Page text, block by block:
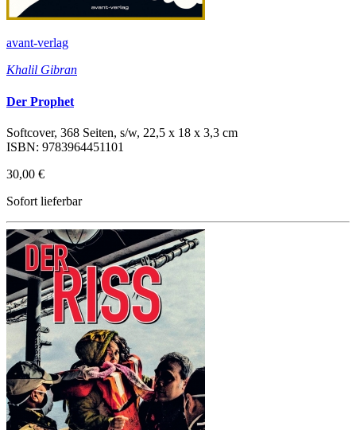
avant-verlag
Khalil Gibran
Der Prophet
Softcover, 368 Seiten, s/w, 22,5 x 18 x 3,3 cm
ISBN: 9783964451101
30,00 €
Sofort lieferbar